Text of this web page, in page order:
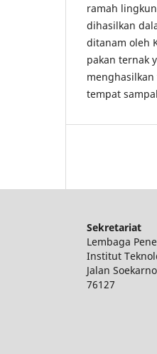
ramah
dihasilkan
ditanam oleh
pakan ternak
tempat
Sekretariat
Lembaga
Institut
Jalan
76127